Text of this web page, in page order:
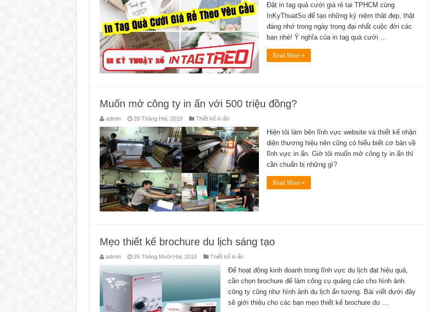
Đặt in tag quà cưới giá rẻ tại TPHCM cùng
InKyThuatSo để tạo những kỷ niệm thật đẹp, thật
đáng nhớ trong ngày trọng đại nhất cuộc đời các
bạn nhé! Ý nghĩa của in tag quà cưới …
Read More »
Muốn mở công ty in ấn với 500 triệu đồng?
admin 28 Tháng Hai, 2019 Thiết kế in ấn
Hiện tôi làm bên lĩnh vực website và thiết kế nhận
diện thương hiệu nên cũng có hiểu biết cơ bản về
lĩnh vực in ấn. Giờ tôi muốn mở công ty in ấn thì
cần chuẩn bị những gì?
Read More »
Mẹo thiết kế brochure du lịch sáng tạo
admin 26 Tháng Mười Hai, 2018 Thiết kế in ấn
Để hoạt động kinh doanh trong lĩnh vực du lịch đạt hiệu quả,
cần chọn brochure để làm công cụ quảng cáo cho hình ảnh
công ty cũng như hình ảnh du lịch ấn tượng. Bài viết dưới đây
sẽ giới thiệu cho các bạn mẹo thiết kế brochure du …